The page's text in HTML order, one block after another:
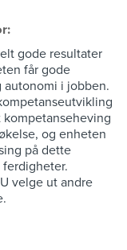
gode resultater
får gode
i jobben.
og enheten
på dette
velge ut andre